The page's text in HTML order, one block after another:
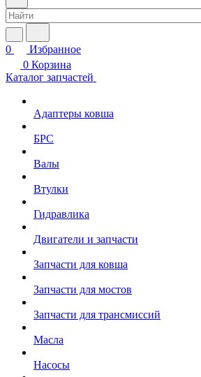
0
Избранное
0 Корзина
Каталог запчастей
Адаптеры ковша
БРС
Валы
Втулки
Гидравлика
Двигатели и запчасти
Запчасти для ковша
Запчасти для мостов
Запчасти для трансмиссий
Масла
Насосы